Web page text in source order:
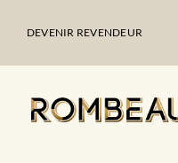
DEVENIR REVENDEUR